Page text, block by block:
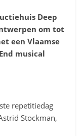
Deep
om tot
een Vlaamse
musical
repetitiedag
Stockman,